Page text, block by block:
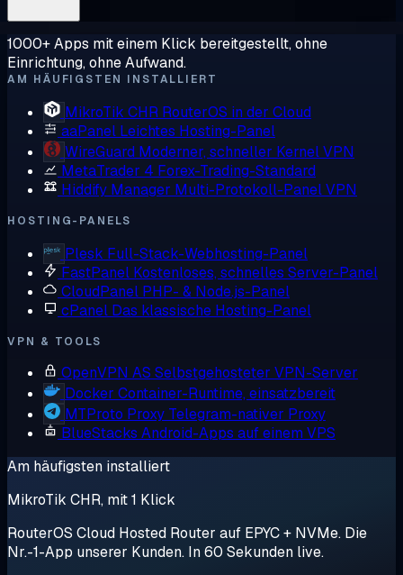
1000+ Apps mit einem Klick bereitgestellt, ohne
Einrichtung, ohne Aufwand.
AM HÄUFIGSTEN INSTALLIERT
MikroTik CHR RouterOS in der Cloud
aaPanel Leichtes Hosting-Panel
WireGuard Moderner, schneller Kernel VPN
MetaTrader 4 Forex-Trading-Standard
Hiddify Manager Multi-Protokoll-Panel VPN
HOSTING-PANELS
Plesk Full-Stack-Webhosting-Panel
FastPanel Kostenloses, schnelles Server-Panel
CloudPanel PHP- & Node.js-Panel
cPanel Das klassische Hosting-Panel
VPN & TOOLS
OpenVPN AS Selbstgehosteter VPN-Server
Docker Container-Runtime, einsatzbereit
MTProto Proxy Telegram-nativer Proxy
BlueStacks Android-Apps auf einem VPS
Am häufigsten installiert
MikroTik CHR, mit 1 Klick
RouterOS Cloud Hosted Router auf EPYC + NVMe. Die
Nr.-1-App unserer Kunden. In 60 Sekunden live.